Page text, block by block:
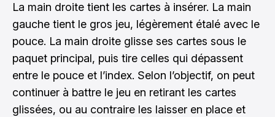
La main droite tient les cartes à insérer. La main
gauche tient le gros jeu, légèrement étalé avec le
pouce. La main droite glisse ses cartes sous le
paquet principal, puis tire celles qui dépassent
entre le pouce et l’index. Selon l’objectif, on peut
continuer à battre le jeu en retirant les cartes
glissées, ou au contraire les laisser en place et